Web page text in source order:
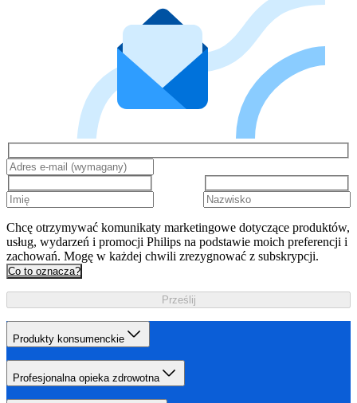
Chcę otrzymywać komunikaty marketingowe dotyczące produktów,
usług, wydarzeń i promocji Philips na podstawie moich preferencji i
zachowań. Mogę w każdej chwili zrezygnować z subskrypcji.
Co to oznacza?
Prześlij
Produkty konsumenckie
Profesjonalna opieka zdrowotna